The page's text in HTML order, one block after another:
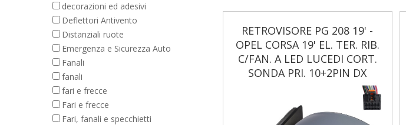
decorazioni ed adesivi
Deflettori Antivento
Distanziali ruote
Emergenza e Sicurezza Auto
Fanali
fanali
fari e frecce
Fari e frecce
Fari, fanali e specchietti
RETROVISORE PG 208 19' -
OPEL CORSA 19' EL. TER. RIB.
C/FAN. A LED LUCEDI CORT.
SONDA PRI. 10+2PIN DX